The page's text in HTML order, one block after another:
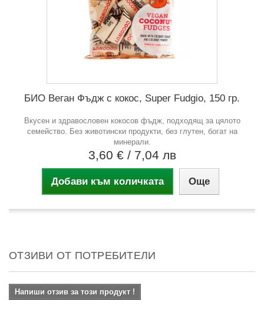
БИО Веган Фъдж с кокос, Super Fudgio, 150 гр.
Вкусен и здравословен кокосов фъдж, подходящ за цялото
семейство. Без животински продукти, без глутен, богат на
минерали.
3,60 € / 7,04 лв
Добави към количката Още
ОТЗИВИ ОТ ПОТРЕБИТЕЛИ
Напиши отзив за този продукт !